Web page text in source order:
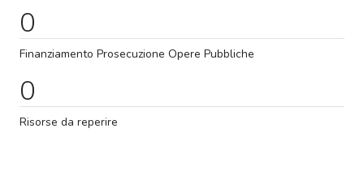
0
Finanziamento Prosecuzione Opere Pubbliche
0
Risorse da reperire